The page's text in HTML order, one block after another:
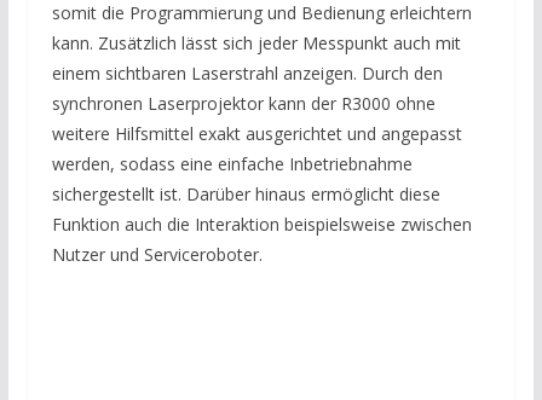
somit die Programmierung und Bedienung erleichtern
kann. Zusätzlich lässt sich jeder Messpunkt auch mit
einem sichtbaren Laserstrahl anzeigen. Durch den
synchronen Laserprojektor kann der R3000 ohne
weitere Hilfsmittel exakt ausgerichtet und angepasst
werden, sodass eine einfache Inbetriebnahme
sichergestellt ist. Darüber hinaus ermöglicht diese
Funktion auch die Interaktion beispielsweise zwischen
Nutzer und Serviceroboter.